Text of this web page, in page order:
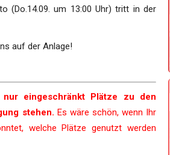
(Do.14.09. um 13:00 Uhr) tritt in der
auf der Anlage!
eingeschränkt Plätze zu den
stehen. Es wäre schön, wenn Ihr
welche Plätze genutzt werden